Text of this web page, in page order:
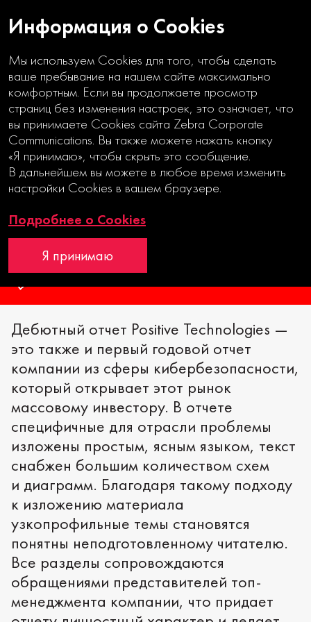
ПЕРВЫЙ
НА РЫНКЕ
КИБЕРБЕЗОПАСНОСТИ
Годовой отчет
Интерактивный годовой отчет
Дебют ARC
Дебютный отчет Positive Technologies —
это также и первый годовой отчет
компании из сферы кибербезопасности,
который открывает этот рынок
массовому инвестору. В отчете
специфичные для отрасли проблемы
изложены простым, ясным языком, текст
снабжен большим количеством схем
и диаграмм. Благодаря такому подходу
к изложению материала
узкопрофильные темы становятся
понятны неподготовленному читателю.
Все разделы сопровождаются
обращениями представителей топ-
менеджмента компании, что придает
Информация о Cookies
Мы используем Cookies для того, чтобы сделать
ваше пребывание на нашем сайте максимально
комфортным. Если вы продолжаете просмотр
страниц без изменения настроек, это означает, что
вы принимаете Cookies сайта Zebra Corporate
Communications. Вы также можете нажать кнопку
«Я принимаю», чтобы скрыть это сообщение.
В дальнейшем вы можете в любое время изменить
настройки Cookies в вашем браузере.
Подробнее о Cookies
Я принимаю